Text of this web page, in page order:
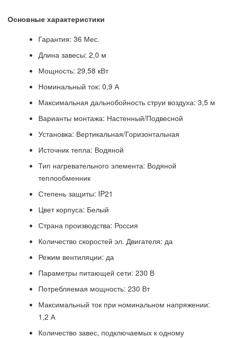
Основные характеристики
Гарантия: 36 Мес.
Длина завесы: 2,0 м
Мощность: 29,58 кВт
Номинальный ток: 0,9 А
Максимальная дальнобойность струи воздуха: 3,5 м
Варианты монтажа: Настенный/Подвесной
Установка: Вертикальная/Горизонтальная
Источник тепла: Водяной
Тип нагревательного элемента: Водяной
теплообменник
Степень защиты: IP21
Цвет корпуса: Белый
Страна производства: Россия
Количество скоростей эл. Двигателя: да
Режим вентиляции: да
Параметры питающей сети: 230 В
Потребляемая мощность: 230 Вт
Максимальный ток при номинальном напряжении:
1,2 А
Количество завес, подключаемых к одному